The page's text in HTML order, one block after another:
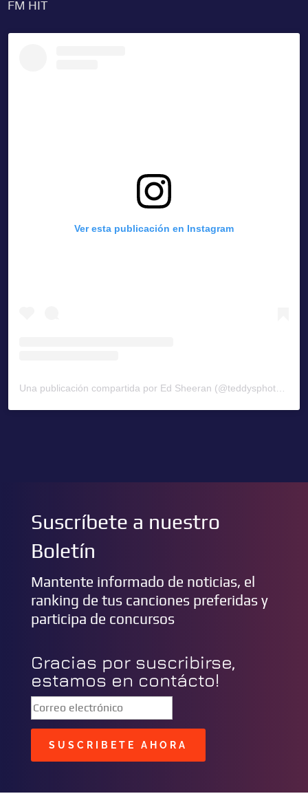
FM HIT
Ver esta publicación en Instagram
Suscríbete a nuestro
Boletín
Mantente informado de noticias, el
ranking de tus canciones preferidas y
participa de concursos
Gracias por suscribirse,
estamos en contácto!
SUSCRIBETE AHORA